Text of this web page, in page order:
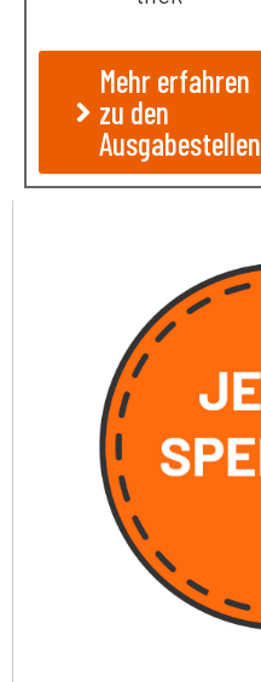
Mehr erfahren
zu den
Ausgabestellen